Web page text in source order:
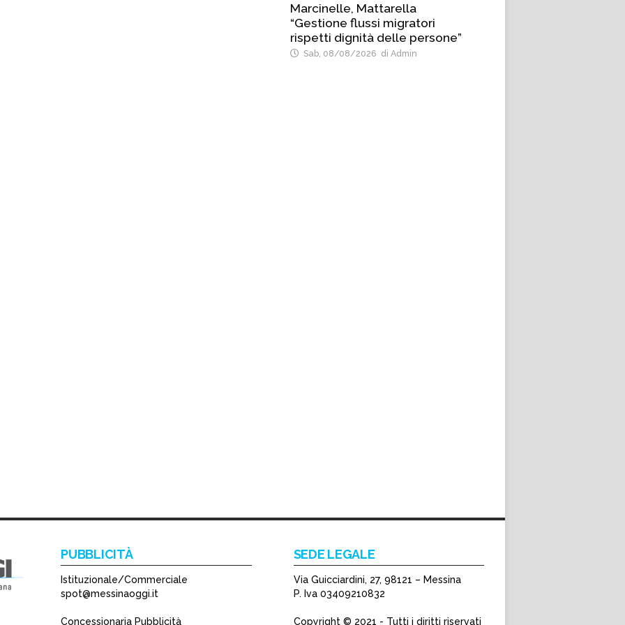
Marcinelle, Mattarella
“Gestione flussi migratori
rispetti dignità delle persone”
Sab, 08/08/2026 di Admin
PUBBLICITÀ
Istituzionale/Commerciale
spot@messinaoggi.it
Concessionaria Pubblicità
SEDE LEGALE
Via Guicciardini, 27, 98121 – Messina
P. Iva 03409210832
Copyright © 2021 - Tutti i diritti riservati